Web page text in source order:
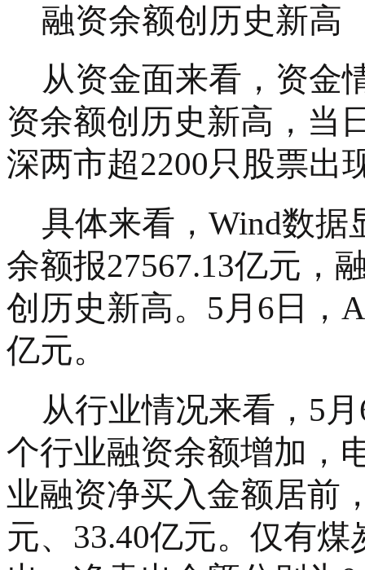
融资余额创历史新高
从资金面来看，资金
资余额创历史新高，当
深两市超2200只股票出
具体来看， Wind数据
余额报27567.13亿元，
创历史新高。5月6日，
亿元。
从行业情况来看， 5
个行业融资余额增加，
业融资净买入金额居前
元、33.40亿元。仅有